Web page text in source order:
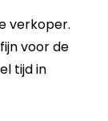
verkoper.
voor de
tijd in